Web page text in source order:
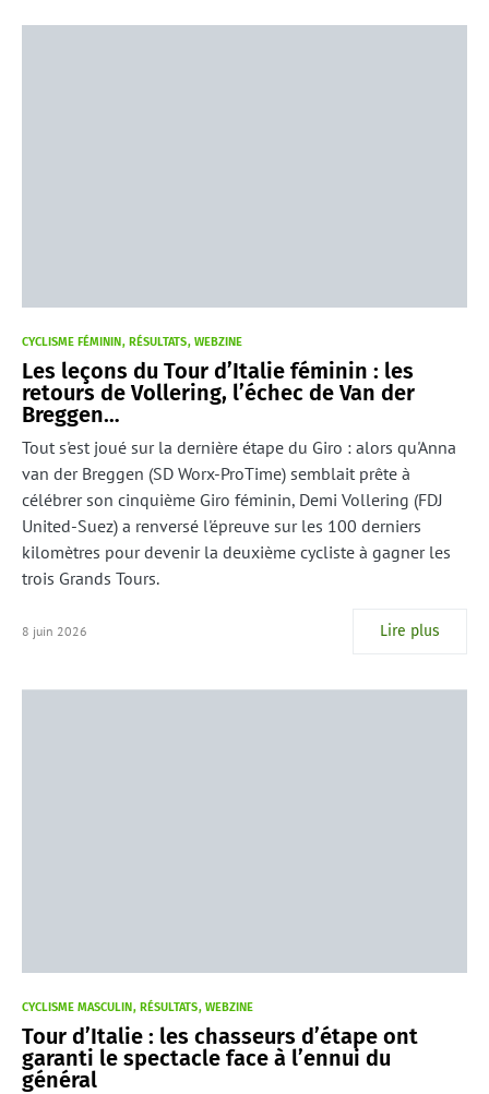
CYCLISME FÉMININ RÉSULTATS WEBZINE
Les leçons du Tour d’Italie féminin : les
retours de Vollering, l’échec de Van der
Breggen…
Tout s'est joué sur la dernière étape du Giro : alors qu'Anna
van der Breggen (SD Worx-ProTime) semblait prête à
célébrer son cinquième Giro féminin, Demi Vollering (FDJ
United-Suez) a renversé l'épreuve sur les 100 derniers
kilomètres pour devenir la deuxième cycliste à gagner les
trois Grands Tours.
8 juin 2026 Lire plus
CYCLISME MASCULIN RÉSULTATS WEBZINE
Tour d’Italie : les chasseurs d’étape ont
garanti le spectacle face à l’ennui du
général